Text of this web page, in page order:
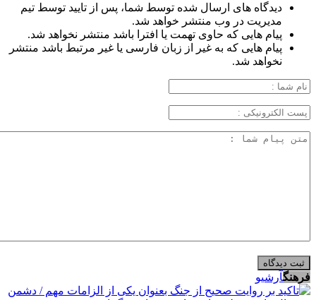
دیدگاه های ارسال شده توسط شما، پس از تایید توسط تیم
مدیریت در وب منتشر خواهد شد.
پیام هایی که حاوی تهمت یا افترا باشد منتشر نخواهد شد.
پیام هایی که به غیر از زبان فارسی یا غیر مرتبط باشد منتشر
نخواهد شد.
فرهنگآرشیو